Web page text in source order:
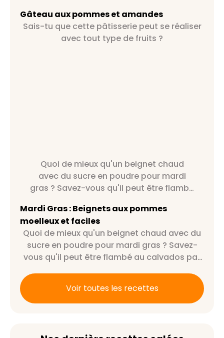
Gâteau aux pommes et amandes
Sais-tu que cette pâtisserie peut se réaliser
avec tout type de fruits ?
Quoi de mieux qu'un beignet chaud
avec du sucre en poudre pour mardi
gras ? Savez-vous qu'il peut être flambé
Mardi Gras : Beignets aux pommes
moelleux et faciles
Quoi de mieux qu'un beignet chaud avec du
sucre en poudre pour mardi gras ? Savez-
vous qu'il peut être flambé au calvados par
Voir toutes les recettes